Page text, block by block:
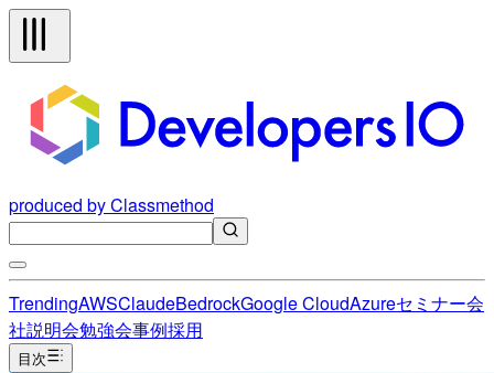
produced by Classmethod
TrendingAWSClaudeBedrockGoogle CloudAzureセミナー会
社説明会勉強会事例採用
目次